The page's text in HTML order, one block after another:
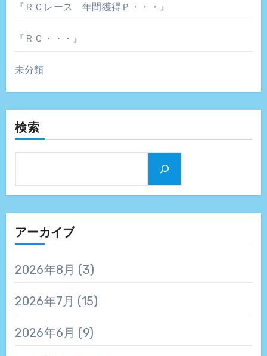
『ＲＣレース 年間獲得Ｐ・・・』
『ＲＣ・・・』
未分類
検索
アーカイブ
2026年8月 (3)
2026年7月 (15)
2026年6月 (9)